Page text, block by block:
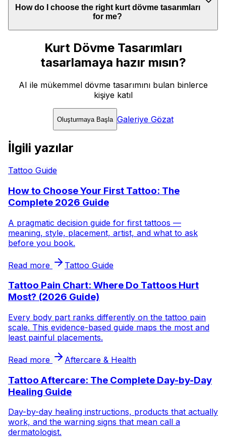
How do I choose the right kurt dövme tasarımları
for me?
Kurt Dövme Tasarımları
tasarlamaya hazır mısın?
AI ile mükemmel dövme tasarımını bulan binlerce
kişiye katıl
Oluşturmaya Başla Galeriye Gözat
İlgili yazılar
Tattoo Guide
How to Choose Your First Tattoo: The
Complete 2026 Guide
A pragmatic decision guide for first tattoos —
meaning, style, placement, artist, and what to ask
before you book.
Read more Tattoo Guide
Tattoo Pain Chart: Where Do Tattoos Hurt
Most? (2026 Guide)
Every body part ranks differently on the tattoo pain
scale. This evidence-based guide maps the most and
least painful placements.
Read more Aftercare & Health
Tattoo Aftercare: The Complete Day-by-Day
Healing Guide
Day-by-day healing instructions, products that actually
work, and the warning signs that mean call a
dermatologist.